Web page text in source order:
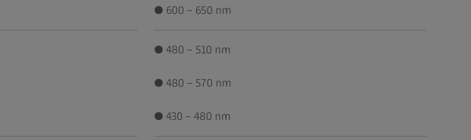
● 600 – 650 nm
● 480 – 510 nm
● 480 – 570 nm
● 430 – 480 nm